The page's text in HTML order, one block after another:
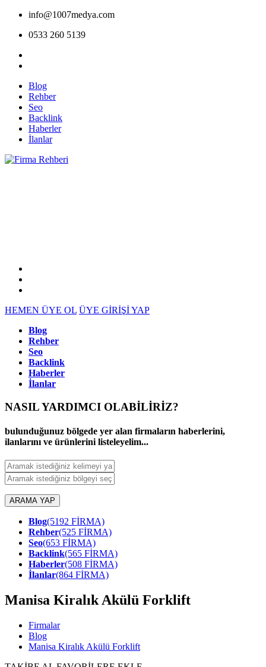
info@1007medya.com
0533 260 5139
Blog
Rehber
Seo
Backlink
Haberler
İlanlar
HEMEN ÜYE OL ÜYE GİRİŞİ YAP
Blog
Rehber
Seo
Backlink
Haberler
İlanlar
NASIL YARDIMCI OLABİLİRİZ?
bulunduğunuz bölgede yer alan firmaların haberlerini,
ilanlarını ve ürünlerini listeleyelim...
ARAMA YAP
Blog(5192 FİRMA)
Rehber(525 FİRMA)
Seo(653 FİRMA)
Backlink(565 FİRMA)
Haberler(508 FİRMA)
İlanlar(864 FİRMA)
Manisa Kiralık Akülü Forklift
Firmalar
Blog
Manisa Kiralık Akülü Forklift